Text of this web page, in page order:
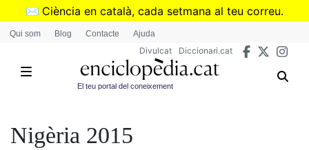
Vés
✉️ Ciència en català, cada setmana al teu correu.
➜Subscriu-te al butlletí de Divulcat
Qui som Blog Contacte Ajuda
Divulcat Diccionari.cat
El teu portal del coneixement
Nigèria 2015